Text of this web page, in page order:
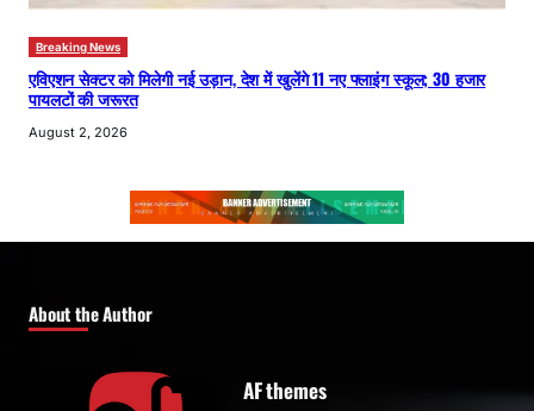
Breaking News
एविएशन सेक्टर को मिलेगी नई उड़ान, देश में खुलेंगे 11 नए फ्लाइंग स्कूल; 30 हजार
पायलटों की जरूरत
August 2, 2026
About the Author
AF themes